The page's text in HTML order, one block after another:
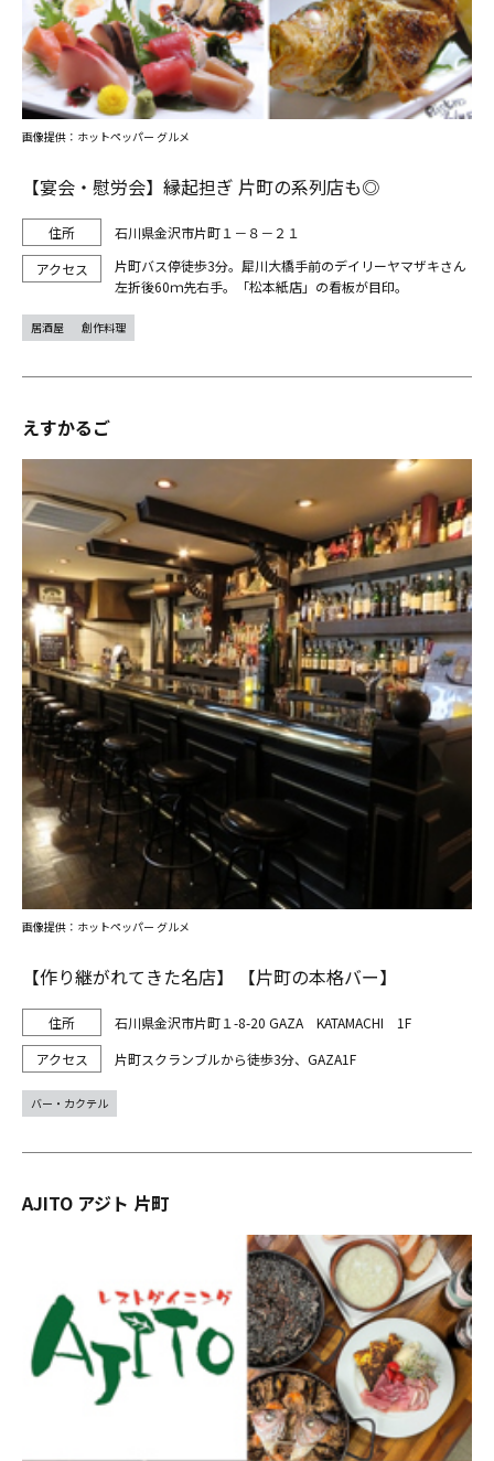
【宴会・慰労会】縁起担ぎ 片町の系列店も◎
石川県金沢市片町１－８－２１
片町バス停徒歩3分。犀川大橋手前のデイリーヤマザキさん
左折後60ｍ先右手。「松本紙店」の看板が目印。
画像提供：ホットペッパー グルメ
居酒屋 創作料理
えすかるご
【作り継がれてきた名店】 【片町の本格バー】
石川県金沢市片町１-8-20 GAZA KATAMACHI 1F
片町スクランブルから徒歩3分、GAZA1F
画像提供：ホットペッパー グルメ
バー・カクテル
AJITO アジト 片町